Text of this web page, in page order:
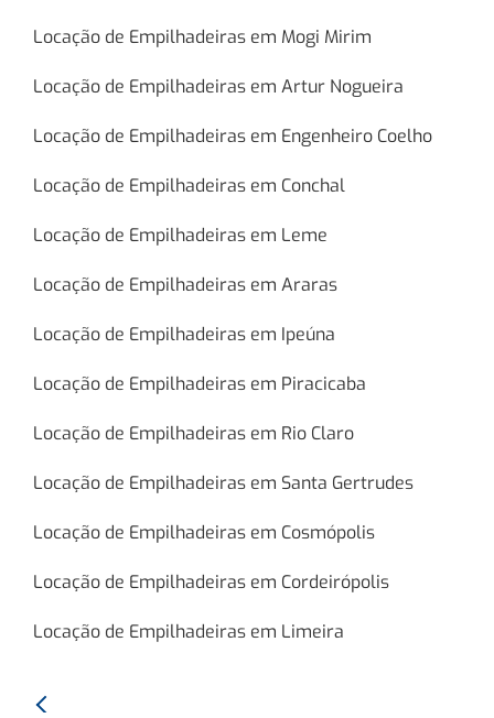
Locação de Empilhadeiras em Mogi Mirim
Locação de Empilhadeiras em Artur Nogueira
Locação de Empilhadeiras em Engenheiro Coelho
Locação de Empilhadeiras em Conchal
Locação de Empilhadeiras em Leme
Locação de Empilhadeiras em Araras
Locação de Empilhadeiras em Ipeúna
Locação de Empilhadeiras em Piracicaba
Locação de Empilhadeiras em Rio Claro
Locação de Empilhadeiras em Santa Gertrudes
Locação de Empilhadeiras em Cosmópolis
Locação de Empilhadeiras em Cordeirópolis
Locação de Empilhadeiras em Limeira
Anterior: